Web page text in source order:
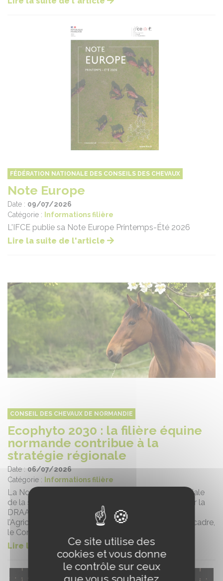
FÉDÉRATION NATIONALE DES CONSEILS DES CHEVAUX
Note Europe
Date : 09/07/2026
Catégorie :
Informations filière
L'IFCE publie sa Note Europe Printemps-Été 2026
Lire la suite de l'article
CONSEIL DES CHEVAUX DE NORMANDIE
Ecophyto 2030 : la filière équine
normande contribue à la
stratégie régionale
Date : 06/07/2026
Catégorie :
Informations filière
La Normandie s’engage dans la déclinaison territoriale
de la stratégie nationale Ecophyto 2030, portée par la
DRAAF (Direction Régionale de l’Alimentation, de
l’Agriculture et de la Forêt) de Normandie. Dans ce cadre,
le Conseil des Chevaux de Norma...
Lire la suite de l'articleCe site utilise des
cookies et vous donne
le contrôle sur ceux
que vous souhaitez